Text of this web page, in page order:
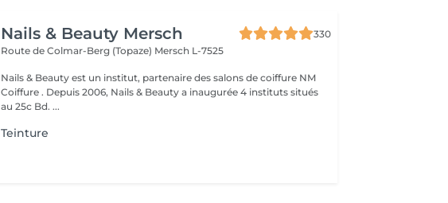
Nails & Beauty Mersch
330
Route de Colmar-Berg (Topaze) Mersch L-7525
Nails & Beauty est un institut, partenaire des salons de coiffure NM
Coiffure . Depuis 2006, Nails & Beauty a inaugurée 4 instituts situés
au 25c Bd. ...
Teinture